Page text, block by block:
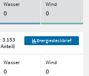
Wasser Wind
0 0
3.153
)
Energiesteckbrief
Wasser Wind
0 0